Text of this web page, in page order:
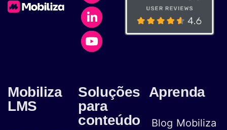
Mobiliza
LMS
Soluções
para
conteúdo
Aprenda
Blog Mobiliza